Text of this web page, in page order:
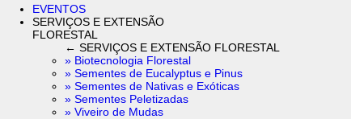
EVENTOS
SERVIÇOS E EXTENSÃO
FLORESTAL
← SERVIÇOS E EXTENSÃO FLORESTAL
» Biotecnologia Florestal
» Sementes de Eucalyptus e Pinus
» Sementes de Nativas e Exóticas
» Sementes Peletizadas
» Viveiro de Mudas